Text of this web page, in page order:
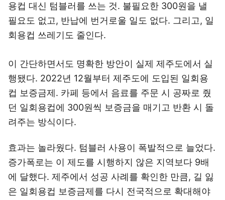
용컵 대신 텀블러를 쓰는 것. 불필요한 300원을 낼
필요도 없고, 반납에 번거로울 일도 없다. 그리고, 일
회용컵 쓰레기도 줄인다.
이 간단하면서도 명확한 방안이 실제 제주도에서 실
행됐다. 2022년 12월부터 제주도에 도입된 일회용
컵 보증금제. 카페 등에서 음료를 주문 시 공짜로 줬
던 일회용컵에 300원씩 보증금을 매기고 반환 시 돌
려주는 방식이다.
효과는 놀라웠다. 텀블러 사용이 폭발적으로 늘었다.
증가폭로는 이 제도를 시행하지 않은 지역보다 9배
에 달했다. 제주에서 성공 사례를 확인한 만큼, 길 잃
은 일회용컵 보증금제를 다시 전국적으로 확대해야